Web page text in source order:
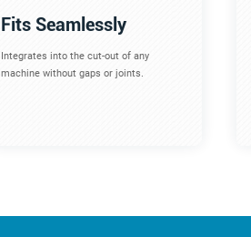
Fits Seamlessly
Integrates into the cut-out of any
machine without gaps or joints.